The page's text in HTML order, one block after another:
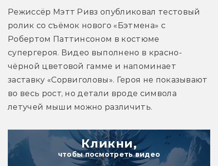
Режиссёр Мэтт Ривз опубликовал тестовый
ролик со съёмок нового «Бэтмена» с
Робертом Паттинсоном в костюме
супергероя. Видео выполнено в красно-
чёрной цветовой гамме и напоминает
заставку «Сорвиголовы». Героя не показывают
во весь рост, но детали вроде символа
летучей мыши можно различить.
Кликни,
чтобы посмотреть видео